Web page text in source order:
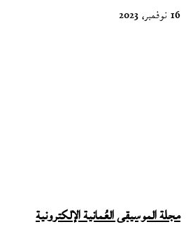
16 نوفمبر، 2023
مجلة الموسيقى العُمانية الإلكترونية